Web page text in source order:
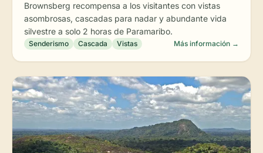
Brownsberg recompensa a los visitantes con vistas
asombrosas, cascadas para nadar y abundante vida
silvestre a solo 2 horas de Paramaribo.
Senderismo Cascada Vistas Más información →